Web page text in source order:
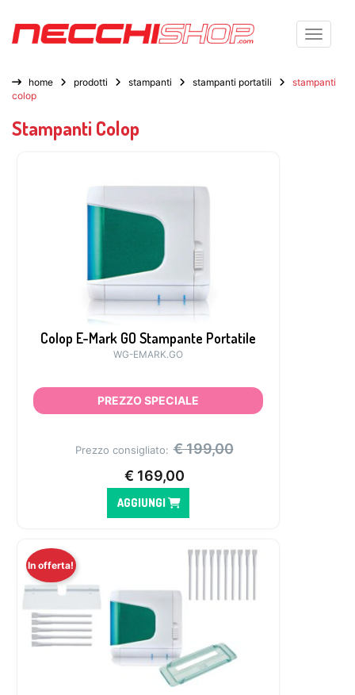
Toggle
home prodotti stampanti stampanti portatili
stampanti
colop
Stampanti Colop
Colop E-Mark GO Stampante Portatile
WG-EMARK.GO
PREZZO SPECIALE
Prezzo consigliato: €199,00
€ 169,00
AGGIUNGI
In offerta!